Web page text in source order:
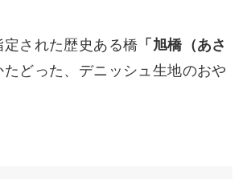
された歴史ある橋 「旭橋（あさ
たどった、デニッシュ生地のおや